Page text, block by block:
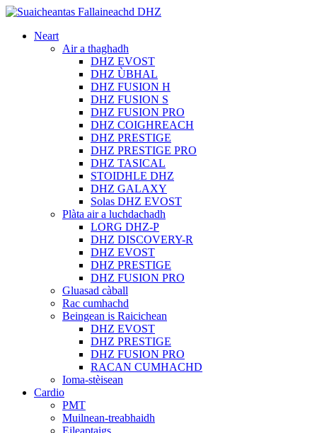
Neart
Air a thaghadh
DHZ EVOST
DHZ ÙBHAL
DHZ FUSION H
DHZ FUSION S
DHZ FUSION PRO
DHZ COIGHREACH
DHZ PRESTIGE
DHZ PRESTIGE PRO
DHZ TASICAL
STOIDHLE DHZ
DHZ GALAXY
Solas DHZ EVOST
Plàta air a luchdachadh
LORG DHZ-P
DHZ DISCOVERY-R
DHZ EVOST
DHZ PRESTIGE
DHZ FUSION PRO
Gluasad càball
Rac cumhachd
Beingean is Raicichean
DHZ EVOST
DHZ PRESTIGE
DHZ FUSION PRO
RACAN CUMHACHD
Ioma-stèisean
Cardio
PMT
Muilnean-treabhaidh
Eileaptaigs